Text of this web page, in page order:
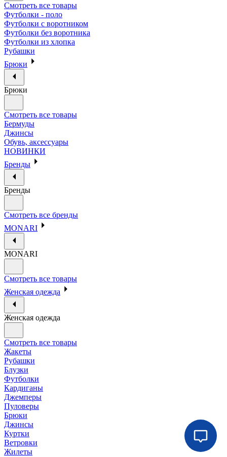
Смотреть все товары
Футболки - поло
Футболки с воротником
Футболки без воротника
Футболки из хлопка
Рубашки
Брюки
Брюки
Смотреть все товары
Бермуды
Джинсы
Обувь, аксессуары
НОВИНКИ
Бренды
Бренды
Смотреть все бренды
MONARI
MONARI
Смотреть все товары
Женская одежда
Женская одежда
Смотреть все товары
Жакеты
Рубашки
Блузки
Футболки
Кардиганы
Джемперы
Пуловеры
Брюки
Джинсы
Куртки
Ветровки
Жилеты